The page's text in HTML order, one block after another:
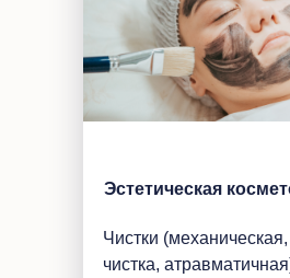
Эстетическая
Чистки
чистка,